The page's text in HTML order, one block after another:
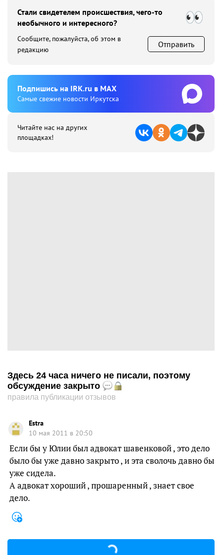
Стали свидетелем происшествия, чего-то
необычного и интересного?
Сообщите, пожалуйста, об этом в
редакцию
Отправить
Подпишиcь на IRK.ru в MAX
Cамые свежие новости Иркутска
Читайте нас на других
площадках!
Здесь 24 часа ничего не писали, поэтому
обсуждение закрыто
правила публикации отзывов
Estra
10 мая 2011 в 20:50
Если бы у Юлии был адвокат шавенковой , это дело
было бы уже давно закрыто , и эта сволочь давно бы
уже сидела.
А адвокат хороший , прошаренный , знает свое
дело.